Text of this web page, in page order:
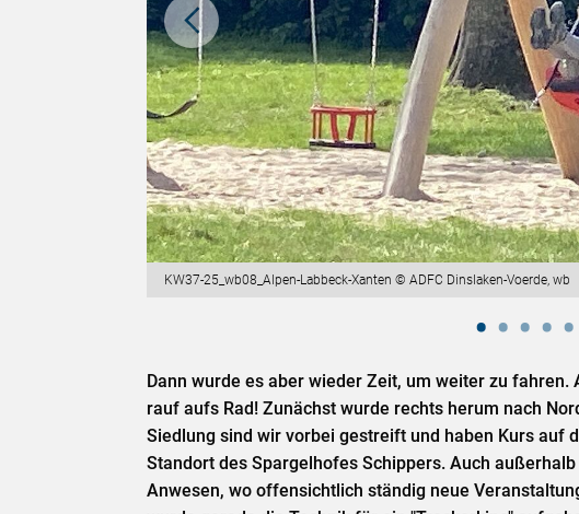
KW37-25_wb08_Alpen-Labbeck-Xanten © ADFC Dinslaken-Voerde, wb
Dann wurde es aber wieder Zeit, um weiter zu
rauf aufs Rad! Zunächst wurde rechts herum nach
Siedlung sind wir vorbei gestreift und haben Kurs auf
Standort des Spargelhofes Schippers. Auch
Anwesen, wo offensichtlich ständig neue